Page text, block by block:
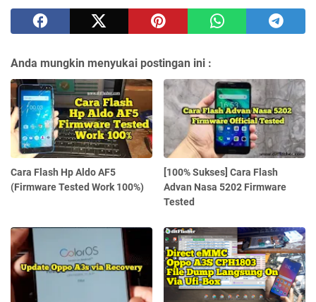
Anda mungkin menyukai postingan ini :
Cara Flash Hp Aldo AF5
(Firmware Tested Work 100%)
[100% Sukses] Cara Flash
Advan Nasa 5202 Firmware
Tested